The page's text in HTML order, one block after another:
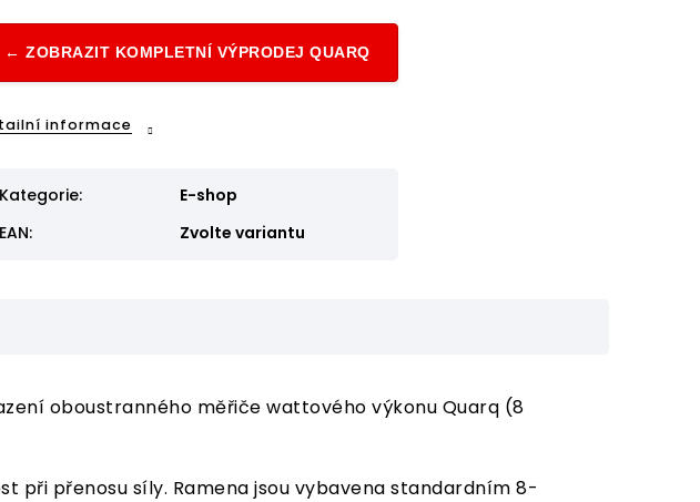
← ZOBRAZIT KOMPLETNÍ VÝPRODEJ QUARQ
informace
Kategorie:
E-shop
EAN: Zvolte variantu
oboustranného měřiče wattového výkonu Quarq (8
při přenosu síly. Ramena jsou vybavena standardním 8-